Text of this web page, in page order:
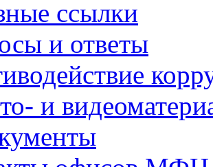
ссылки
и ответы
и